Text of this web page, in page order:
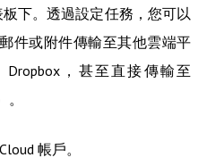
下。透過設定任務，您可以
件或附件傳輸至其他雲端平
Dropbox，甚至直接傳輸至
帳戶。